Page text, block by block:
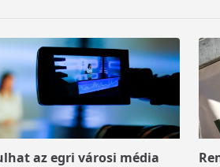
az egri városi média